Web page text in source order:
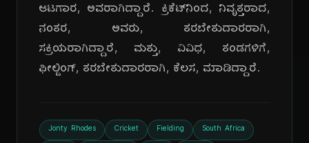
ಆಟಗಾರ, ಅವರಾಗಿದ್ದಾರೆ. ಕ್ರಿಕೆಟ್‌ನಿಂದ, ನಿವೃತ್ತರಾದ,
ನಂತರ, ಅವರು, ತರಬೇತುದಾರರಾಗಿ,
ಸಕ್ರಿಯರಾಗಿದ್ದಾರೆ, ಮತ್ತು, ವಿವಿಧ, ತಂಡಗಳಿಗೆ,
ಫೀಲ್ಡಿಂಗ್, ತರಬೇತುದಾರರಾಗಿ, ಕೆಲಸ, ಮಾಡಿದ್ದಾರೆ.
Jonty Rhodes Cricket Fielding South Africa